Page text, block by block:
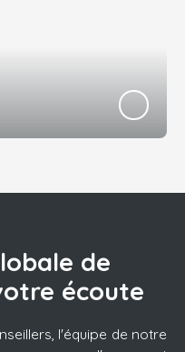
de
écoute
l'équipe de notre